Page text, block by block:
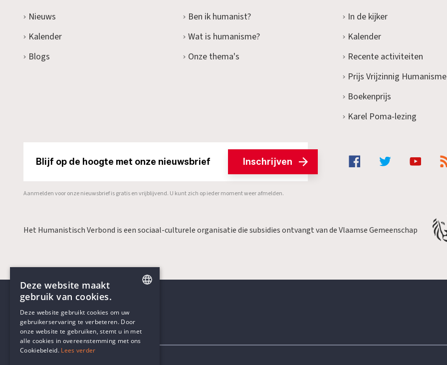
Nieuws
Kalender
Blogs
Ben ik humanist?
Wat is humanisme?
Onze thema's
In de kijker
Kalender
Recente activiteiten
Prijs Vrijzinnig Humanisme
Boekenprijs
Karel Poma-lezing
Blijf op de hoogte met onze nieuwsbrief Inschrijven
Aanmelden voor onze nieuwsbrief is gratis en vrijblijvend. U kunt zich op ieder moment weer afmelden.
Het Humanistisch Verbond is een sociaal-culturele organisatie die subsidies ontvangt van de Vlaamse Gemeenschap
Contactgegevens
DUTCH
Deze website maakt
gebruik van cookies.
Deze website gebruikt cookies om uw
gebruikerservaring te verbeteren. Door
onze website te gebruiken, stemt u in met
alle cookies in overeenstemming met ons
Cookiebeleid. Lees verder